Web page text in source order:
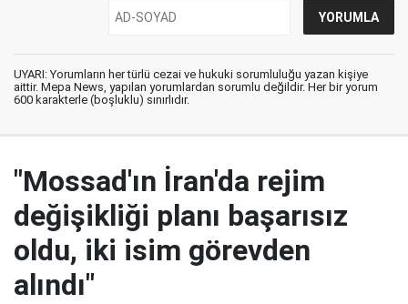
UYARI: Yorumların her türlü cezai ve hukuki sorumluluğu yazan kişiye
aittir. Mepa News, yapılan yorumlardan sorumlu değildir. Her bir yorum
600 karakterle (boşluklu) sınırlıdır.
"Mossad'ın İran'da rejim
değişikliği planı başarısız
oldu, iki isim görevden
alındı"